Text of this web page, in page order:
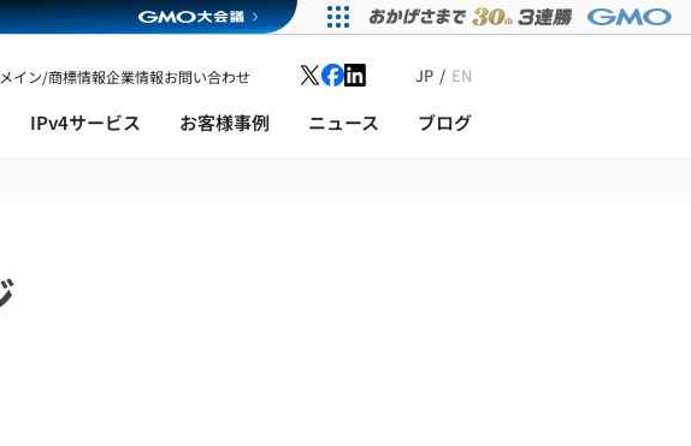
イン/商標情報企業情報お問い合わせ JP EN
IPv4サービス お客様事例 ニュース ブログ